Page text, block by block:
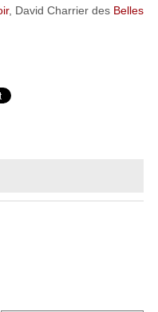
, David Charrier des Belles